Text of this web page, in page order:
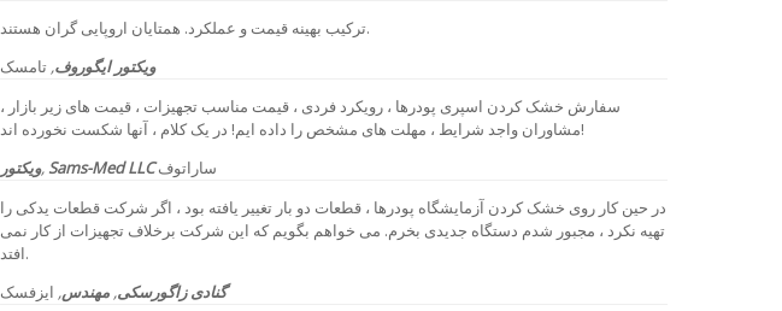
ترکیب بهینه قیمت و عملکرد. همتایان اروپایی گران هستند.
ویکتور ایگوروف, تامسک
سفارش خشک کردن اسپری پودرها ، رویکرد فردی ، قیمت مناسب تجهیزات ، قیمت های زیر بازار ،
مشاوران واجد شرایط ، مهلت های مشخص را داده ایم! در یک کلام ، آنها شکست نخورده اند!
ویکتور, Sams-Med LLCساراتوف
در حین کار روی خشک کردن آزمایشگاه پودرها ، قطعات دو بار تغییر یافته بود ، اگر شرکت قطعات یدکی را
تهیه نکرد ، مجبور شدم دستگاه جدیدی بخرم. می خواهم بگویم که این شرکت برخلاف تجهیزات از کار نمی
افتد.
گنادی زاگورسکی, مهندس, ایزفسک